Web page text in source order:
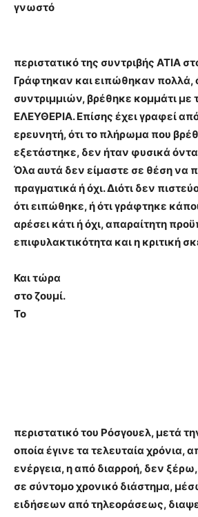
γνωστό
περιστατικό της συντριβής ΑΤΙΑ
Γράφτηκαν και ειπώθηκαν
συντριμμιών, βρέθηκε κομμάτι με
ΕΛΕΥΘΕΡΙΑ. Επίσης έχει γραφεί
ερευνητή, ότι το πλήρωμα που
εξετάστηκε, δεν ήταν φυσικά
Όλα αυτά δεν είμαστε σε θέση να
πραγματικά ή όχι. Διότι δεν
ότι ειπώθηκε, ή ότι γράφτηκε
αρέσει κάτι ή όχι, απαραίτητη
επιφυλακτικότητα και η κριτική
Και τώρα
στο ζουμί.
Το
περιστατικό του Ρόσγουελ, μετά
οποία έγινε τα τελευταία χρόνια,
ενέργεια, η από διαρροή, δεν ξέρω,
σε σύντομο χρονικό διάστημα,
ειδήσεων από τηλεοράσεως,